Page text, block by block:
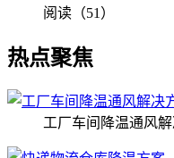
阅读（51）
热点聚焦
工厂车间降温通风